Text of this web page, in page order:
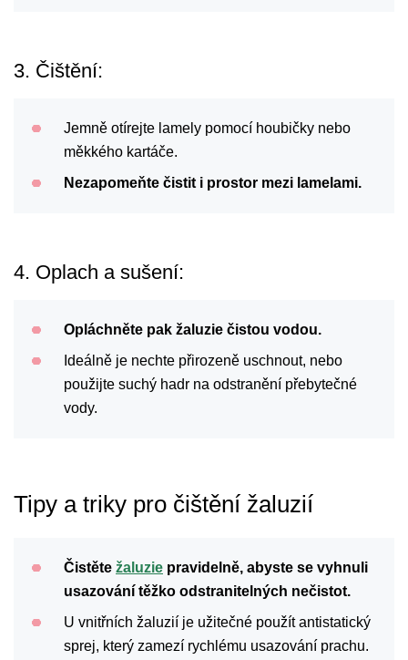
3. Čištění:
Jemně otírejte lamely pomocí houbičky nebo
měkkého kartáče.
Nezapomeňte čistit i prostor mezi lamelami.
4. Oplach a sušení:
Opláchněte pak žaluzie čistou vodou.
Ideálně je nechte přirozeně uschnout, nebo
použijte suchý hadr na odstranění přebytečné
vody.
Tipy a triky pro čištění žaluzií
Čistěte žaluzie pravidelně, abyste se vyhnuli
usazování těžko odstranitelných nečistot.
U vnitřních žaluzií je užitečné použít antistatický
sprej, který zamezí rychlému usazování prachu.